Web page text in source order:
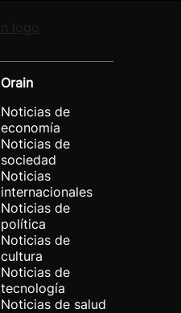
Orain
Noticias de
economía
Noticias de
sociedad
Noticias
internacionales
Noticias de
política
Noticias de
cultura
Noticias de
tecnología
Noticias de salud